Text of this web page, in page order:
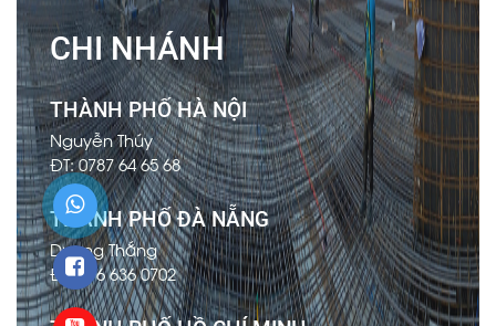
CHI NHÁNH
THÀNH PHỐ HÀ NỘI
Nguyễn Thúy
ĐT: 0787 64 65 68
THÀNH PHỐ ĐÀ NẴNG
Dương Thắng
ĐT: 096 636 0702